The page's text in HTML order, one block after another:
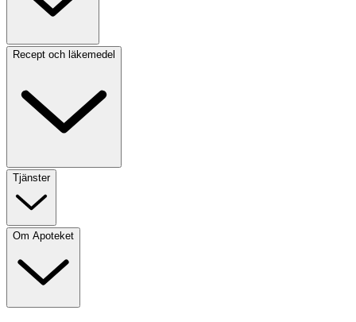
Recept och läkemedel
Tjänster
Om Apoteket